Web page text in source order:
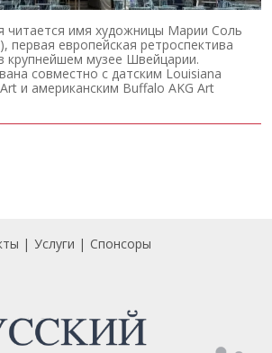
читается имя художницы Марии Соль
первая европейская ретроспектива
крупнейшем музее Швейцарии.
совместно с датским Louisiana
и американским Buffalo AKG Art
Услуги Спонсоры